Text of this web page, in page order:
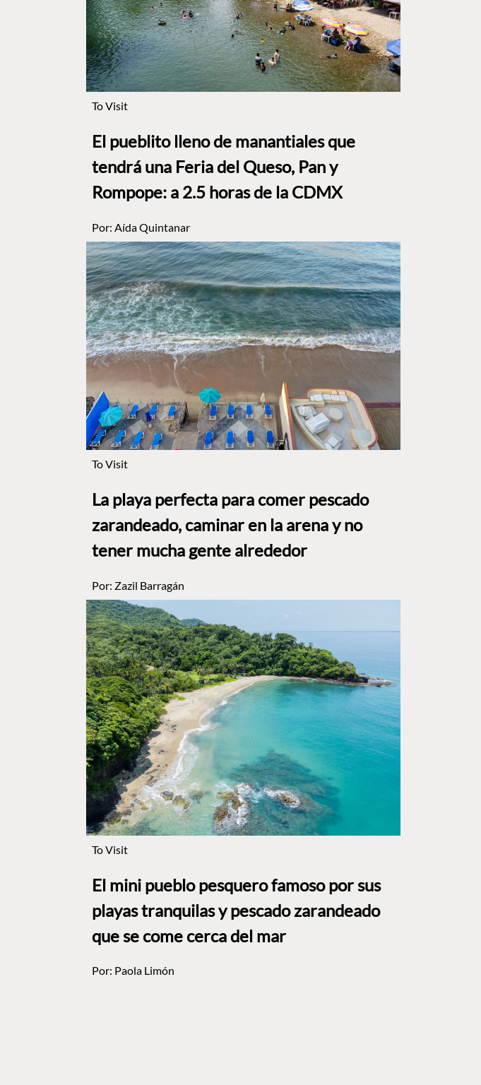
To Visit
El pueblito lleno de manantiales que
tendrá una Feria del Queso, Pan y
Rompope: a 2.5 horas de la CDMX
Por: Aída Quintanar
To Visit
La playa perfecta para comer pescado
zarandeado, caminar en la arena y no
tener mucha gente alrededor
Por: Zazil Barragán
To Visit
El mini pueblo pesquero famoso por sus
playas tranquilas y pescado zarandeado
que se come cerca del mar
Por: Paola Limón